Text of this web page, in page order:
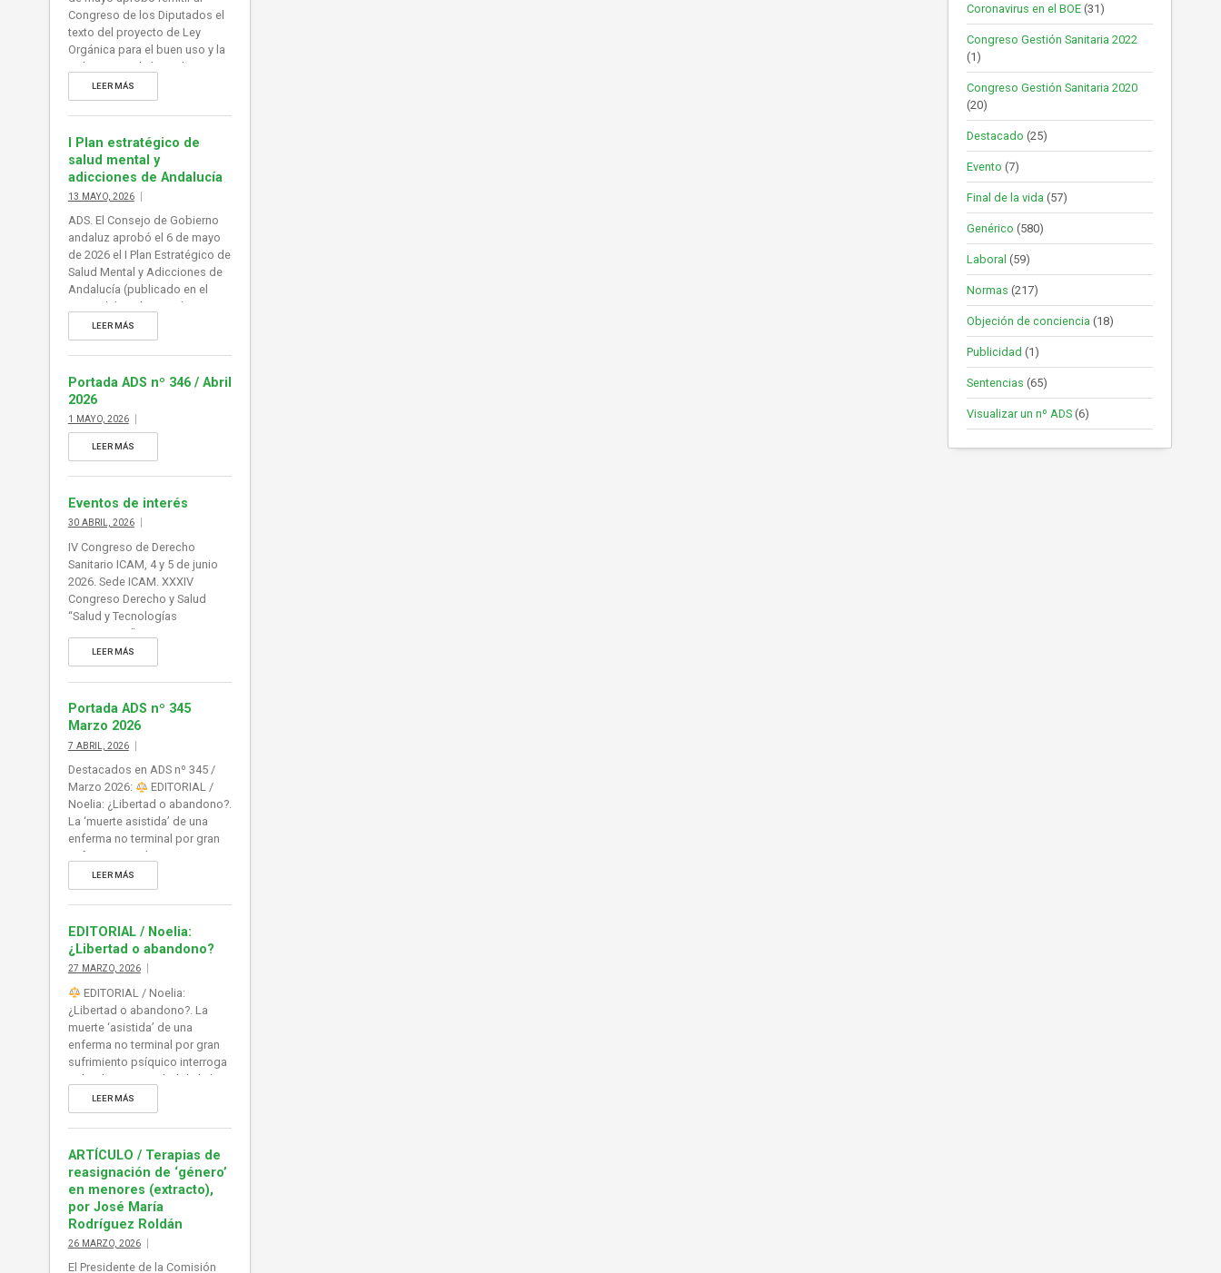
Congreso de los Diputados el
texto del proyecto de Ley
Orgánica para el buen uso y la
gobernanza de la inteligencia
artificial, norma que adaptaría
al ordenamiento jurídico
español el Reglamento
europeo de Inteligencia
Artificial (RIA), en vigor desde
agosto de 2024. De esta forma
LEER MÁS
I Plan estratégico de
salud mental y
adicciones de Andalucía
13 MAYO, 2026
ADS. El Consejo de Gobierno
andaluz aprobó el 6 de mayo
de 2026 el I Plan Estratégico de
Salud Mental y Adicciones de
Andalucía (publicado en el
BOJA del 13 de mayo).
Constituye el principal
instrumento para coordinar,
ejecutar y evaluar las
actuaciones de promoción,
prevención y atención integral
adicciones a sustancias y
comportamientos. Información
ampliada […]
LEER MÁS
Portada ADS nº 346 / Abril
2026
1 MAYO, 2026
LEER MÁS
Eventos de interés
30 ABRIL, 2026
IV Congreso de Derecho
Sanitario ICAM, 4 y 5 de junio
2026. Sede ICAM. XXXIV
Congreso Derecho y Salud
“Salud y Tecnologías
Emergentes”, 27-29.05.26,
Santander. Asociación Juristas
de la Salud. Foro de Derecho
Sanitario del Hospital
Universitario La Paz. ‘Actuación
forense y hospitalaria.
Madrid, 28 de mayo de 2026.
ICAM. Sección Derecho
Farmacéutico. ‘Productos
Sanitarios: Regulación,
Novedades […]
LEER MÁS
Portada ADS nº 345
Marzo 2026
7 ABRIL, 2026
Destacados en ADS nº 345 /
Marzo 2026:
EDITORIAL /
Noelia: ¿Libertad o abandono?.
La ‘muerte asistida’ de una
enferma no terminal por gran
sufrimiento psíquico interroga
sobre la oportunidad de la ley
de eutanasia y su aplicación,
abierta, a vulnerables y
personas con capacidad de
decisión muy limitada por su
propia patología (psíquica,
física). Mientras tanto, la
atención […]
LEER MÁS
EDITORIAL / Noelia:
¿Libertad o abandono?
27 MARZO, 2026
EDITORIAL / Noelia:
¿Libertad o abandono?. La
muerte ‘asistida’ de una
enferma no terminal por gran
sufrimiento psíquico interroga
sobre la oportunidad de la ley
de eutanasia y su aplicación,
abierta, a vulnerables y
personas con capacidad de
decisión muy limitada por su
propia patología (psíquica,
física). Mientras tanto, la
atención paliativa sigue sin
recursos, y sin visos de […]
LEER MÁS
ARTÍCULO / Terapias de
reasignación de ‘género’
en menores (extracto),
por José María
Rodríguez Roldán
26 MARZO, 2026
El Presidente de la Comisión
Coronavirus en el BOE(31)
Congreso Gestión Sanitaria 2022
(1)
Congreso Gestión Sanitaria 2020
(20)
Destacado (25)
Evento (7)
Final de la vida (57)
Genérico (580)
Laboral (59)
Normas (217)
Objeción de conciencia (18)
Publicidad (1)
Sentencias (65)
Visualizar un nº ADS(6)